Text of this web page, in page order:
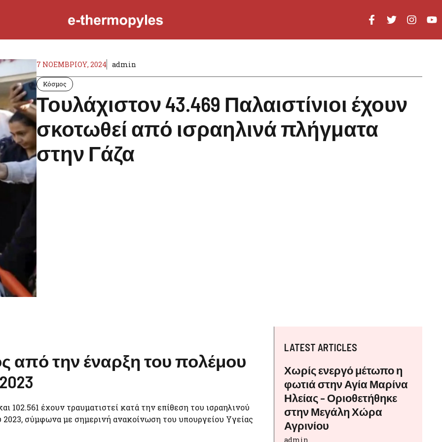
7 ΝΟΕΜΒΡΊΟΥ, 2024 admin
Κόσμος
Τουλάχιστον 43.469 Παλαιστίνιοι έχουν
σκοτωθεί από ισραηλινά πλήγματα
στην Γάζα
από την έναρξη του πολέμου
102.561 έχουν τραυματιστεί κατά την επίθεση του ισραηλινού
2023, σύμφωνα με σημερινή ανακοίνωση του υπουργείου Υγείας
LATEST ARTICLES
Χωρίς ενεργό μέτωπο η
φωτιά στην Αγία Μαρίνα
Ηλείας – Οριοθετήθηκε
στην Μεγάλη Χώρα
Αγρινίου
admin